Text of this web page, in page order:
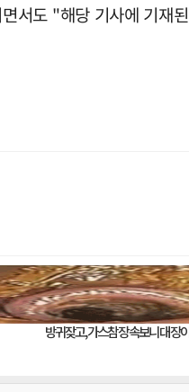
서도 "해당 기사에 기재